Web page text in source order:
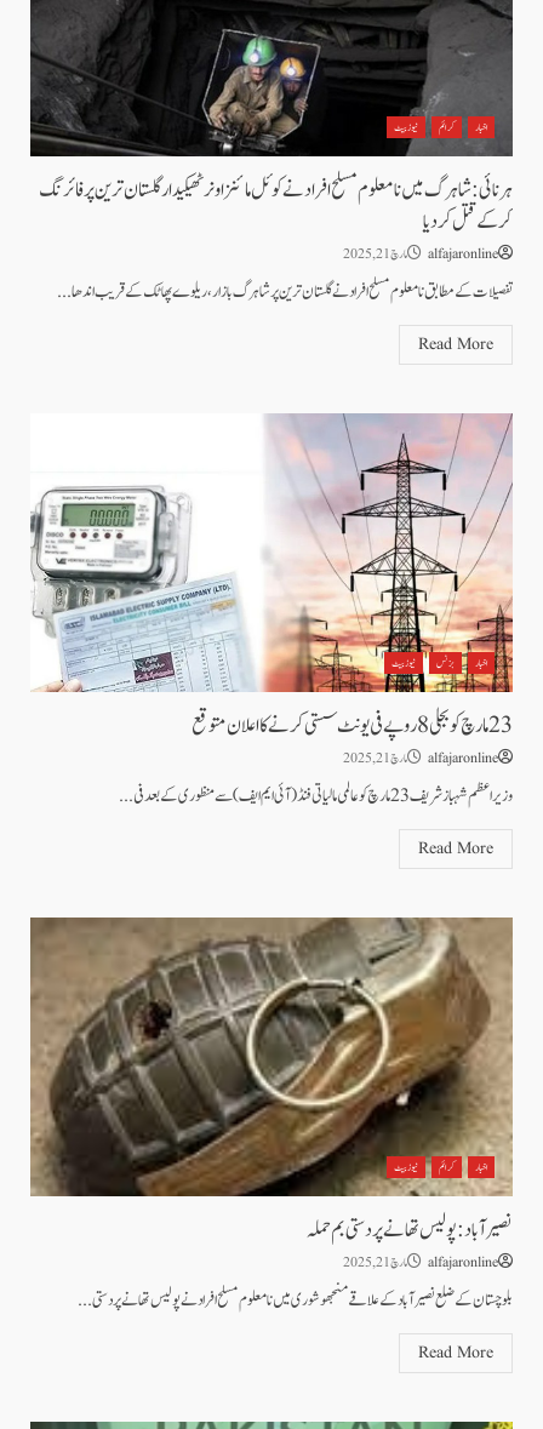
اخبار کرائم نیوز بیٹ
ہرنائی: شاہرگ میں نامعلوم مسلح افراد نے کوئل مائنز اونر ٹھیکیدار گلستان ترین پر فائرنگ
کرکے قتل کردیا
alfajaronline مارچ 21, 2025
تفصیلات کے مطابق نامعلوم مسلح افراد نے گلستان ترین پر شاہرگ بازار، ریلوے پھاٹک کے قریب اندھا...
Read More
اخبار بزنس نیوز بیٹ
23مارچ کو بجلی 8 روپے فی یونٹ سستی کرنے کا اعلان متوقع
alfajaronline مارچ 21, 2025
وزیراعظم شہباز شریف 23 مارچ کو عالمی مالیاتی فنڈ (آئی ایم ایف) سے منظوری کے بعد فی...
Read More
اخبار کرائم نیوز بیٹ
نصیر آباد: پولیس تھانے پر دستی بم حملہ
alfajaronline مارچ 21, 2025
بلوچستان کے ضلع نصیر آباد کے علاقے منجھوشوری میں نامعلوم مسلح افراد نے پولیس تھانے پر دستی...
Read More